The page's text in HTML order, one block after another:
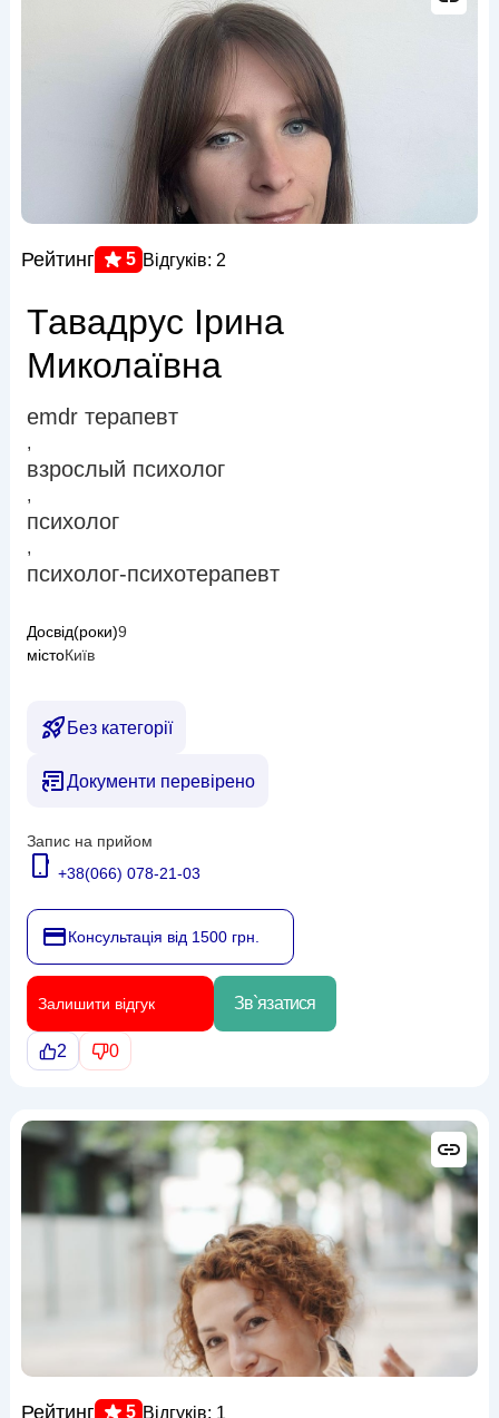
Рейтинг 5 Відгуків: 2
Тавадрус Ірина
Миколаївна
emdr терапевт
,
взрослый психолог
,
психолог
,
психолог-психотерапевт
Досвід(роки)9
містоКиїв
Без категорії
Документи перевірено
Запис на прийом
+38(066) 078-21-03
Консультація від 1500 грн.
Залишити відгук Зв`язатися
2 0
Рейтинг 5 Відгуків: 1